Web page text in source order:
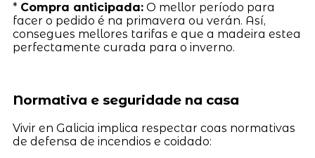
* Compra anticipada:O mellor período para
facer o pedido é na primavera ou verán. Así,
consegues mellores tarifas e que a madeira estea
perfectamente curada para o inverno.
Normativa e seguridade na casa
Vivir en Galicia implica respectar coas normativas
de defensa de incendios e coidado: